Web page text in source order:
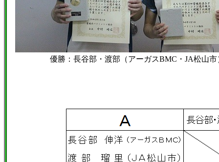
優勝：長谷部・渡部（アーガスBMC・JA松山